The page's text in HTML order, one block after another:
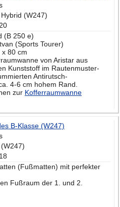
(W247)
(B 250 e)
(Sports Tourer)
80 cm
von Aristar aus
Kunststoff im Rautenmuster-
Antirutsch-
4-6 cm hohem Rand.
zur Kofferraumwanne
B-Klasse (W247)
(Fußmatten) mit perfekter
Fußraum der 1. und 2.